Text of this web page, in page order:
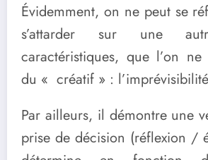
Évidemment, on ne peut se
s’attarder sur une
caractéristiques, que l’on
du « créatif » :
Par ailleurs, il démontre une
prise de décision (réflexion /